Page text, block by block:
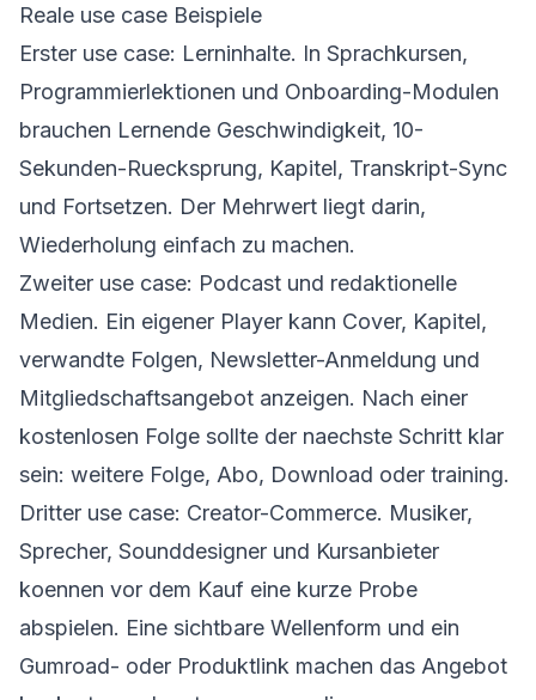
Reale use case Beispiele
Erster use case: Lerninhalte. In Sprachkursen,
Programmierlektionen und Onboarding-Modulen
brauchen Lernende Geschwindigkeit, 10-
Sekunden-Ruecksprung, Kapitel, Transkript-Sync
und Fortsetzen. Der Mehrwert liegt darin,
Wiederholung einfach zu machen.
Zweiter use case: Podcast und redaktionelle
Medien. Ein eigener Player kann Cover, Kapitel,
verwandte Folgen, Newsletter-Anmeldung und
Mitgliedschaftsangebot anzeigen. Nach einer
kostenlosen Folge sollte der naechste Schritt klar
sein: weitere Folge, Abo, Download oder training.
Dritter use case: Creator-Commerce. Musiker,
Sprecher, Sounddesigner und Kursanbieter
koennen vor dem Kauf eine kurze Probe
abspielen. Eine sichtbare Wellenform und ein
Gumroad- oder Produktlink machen das Angebot